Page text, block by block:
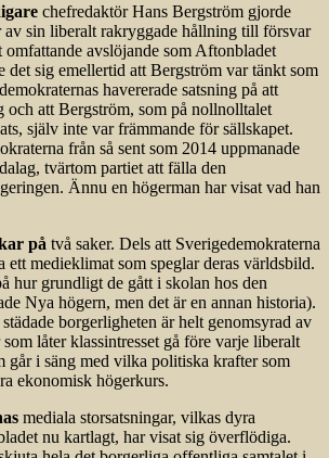
chefredaktör Hans Bergström gjorde
av sin liberalt rakryggade hållning till försvar
avslöjande som Aftonbladet
det sig emellertid att Bergström var tänkt som
havererade satsning på att
och att Bergström, som på nollnolltalet
själv inte var främmande för sällskapet.
från så sent som 2014 uppmanade
tvärtom partiet att fälla den
Ännu en högerman har visat vad han
på två saker. Dels att Sverigedemokraterna
ett medieklimat som speglar deras världsbild.
hur grundligt de gått i skolan hos den
Nya högern, men det är en annan historia).
borgerligheten är helt genomsyrad av
låter klassintresset gå före varje liberalt
går i säng med vilka politiska krafter som
ekonomisk högerkurs.
mediala storsatsningar, vilkas dyra
nu kartlagt, har visat sig överflödiga.